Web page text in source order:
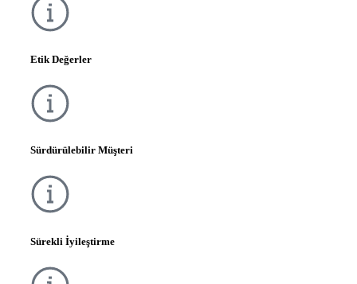
Etik Değerler
Sürdürülebilir Müşteri
Sürekli İyileştirme